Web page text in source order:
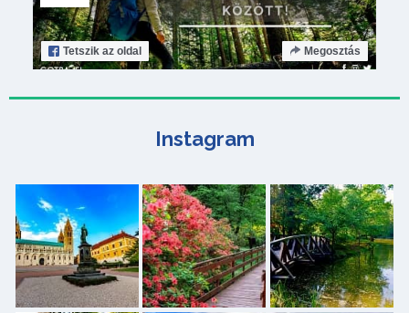
Tetszik az oldal Megosztás
Instagram